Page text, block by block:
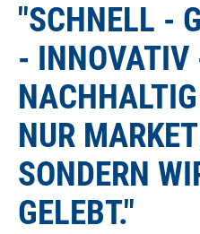
"SCHNELL -
- INNOVATIV
NUR
SONDERN
GELEBT."